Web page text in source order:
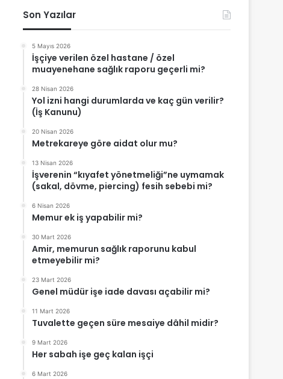
Son Yazılar
5 Mayıs 2026
İşçiye verilen özel hastane / özel
muayenehane sağlık raporu geçerli mi?
28 Nisan 2026
Yol izni hangi durumlarda ve kaç gün verilir?
(İş Kanunu)
20 Nisan 2026
Metrekareye göre aidat olur mu?
13 Nisan 2026
İşverenin “kıyafet yönetmeliği”ne uymamak
(sakal, dövme, piercing) fesih sebebi mi?
6 Nisan 2026
Memur ek iş yapabilir mi?
30 Mart 2026
Amir, memurun sağlık raporunu kabul
etmeyebilir mi?
23 Mart 2026
Genel müdür işe iade davası açabilir mi?
11 Mart 2026
Tuvalette geçen süre mesaiye dâhil midir?
9 Mart 2026
Her sabah işe geç kalan işçi
6 Mart 2026